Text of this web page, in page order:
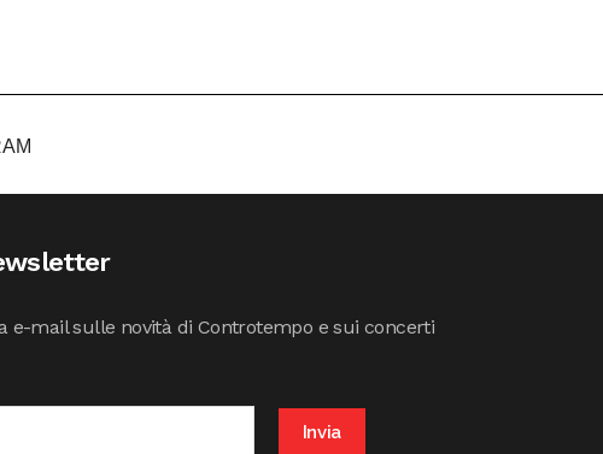
e-mail sulle novità di Controtempo e sui concerti